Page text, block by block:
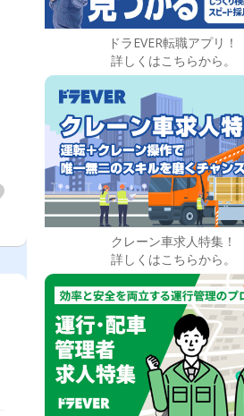
ドラEVER転職アプリ！
詳しくはこちらから。
クレーン車求人特集！
詳しくはこちらから。